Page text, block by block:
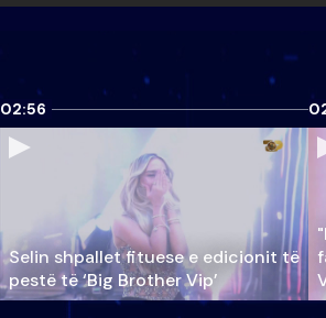
02:56
Selin shpallet fituese e edicionit të
pestë të ‘Big Brother Vip’